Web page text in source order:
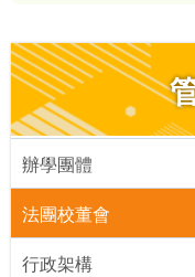
辦學團體
法團校董會
行政架構